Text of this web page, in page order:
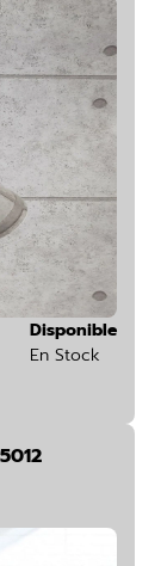
Disponible
En Stock